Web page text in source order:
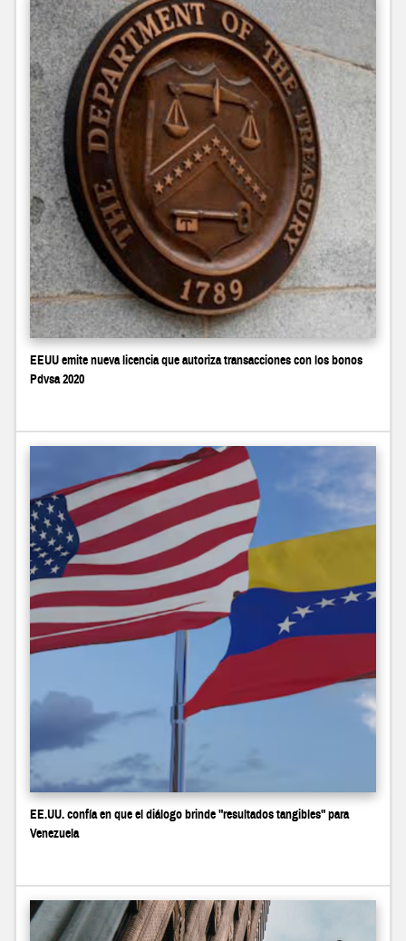
EEUU emite nueva licencia que autoriza transacciones con los bonos
Pdvsa 2020
EE.UU. confía en que el diálogo brinde "resultados tangibles" para
Venezuela